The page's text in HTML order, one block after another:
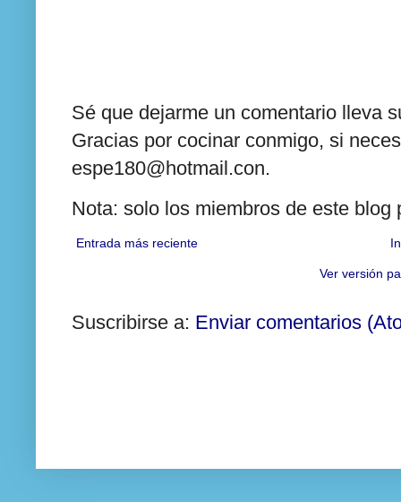
Sé que dejarme un comentario lleva
Gracias por cocinar conmigo, si
espe180@hotmail.con.
Nota: solo los miembros de este
Entrada más reciente
Ver versión
Suscribirse a: Enviar comentarios